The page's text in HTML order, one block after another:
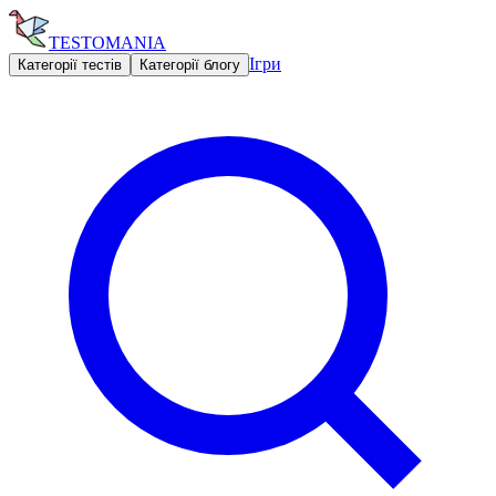
TESTOMANIA
Категорії тестів Категорії блогу Ігри